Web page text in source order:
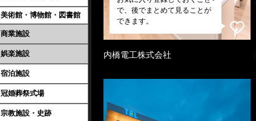
美術館・博物館・図書館
商業施設
娯楽施設
宿泊施設
冠婚葬祭式場
宗教施設・史跡
で、後でまとめて見ることが
できます。
内橋電工株式会社